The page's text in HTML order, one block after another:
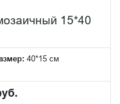
15*40
40*15 см